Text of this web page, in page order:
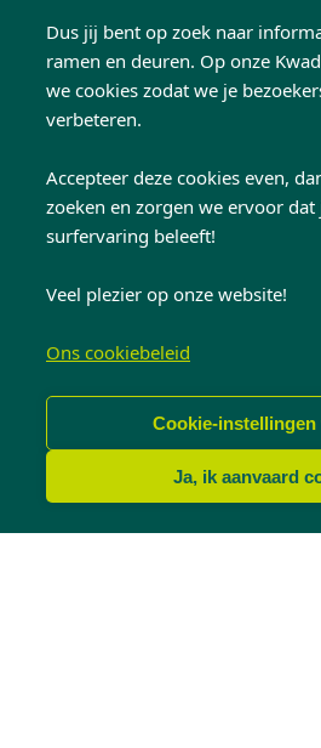
Dus jij bent op zoek naar
ramen en deuren. Op onze
we cookies zodat we je
verbeteren.
Accepteer deze cookies even,
zoeken en zorgen we ervoor dat
surfervaring beleeft!
Veel plezier op onze website!
Ons cookiebeleid
Cookie-
Ja, ik aanvaard
Laat je